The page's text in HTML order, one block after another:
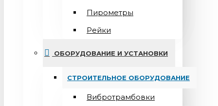
Пирометры
Рейки
ОБОРУДОВАНИЕ И УСТАНОВКИ
СТРОИТЕЛЬНОЕ ОБОРУДОВАНИЕ
Вибротрамбовки